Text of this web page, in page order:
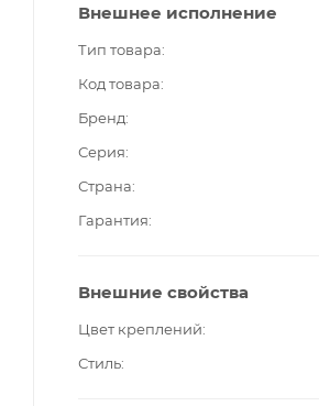
Внешнее исполнение
Тип товара
Код товара
Бренд
Серия
Страна
Гарантия
Внешние свойства
Цвет креплений
Стиль